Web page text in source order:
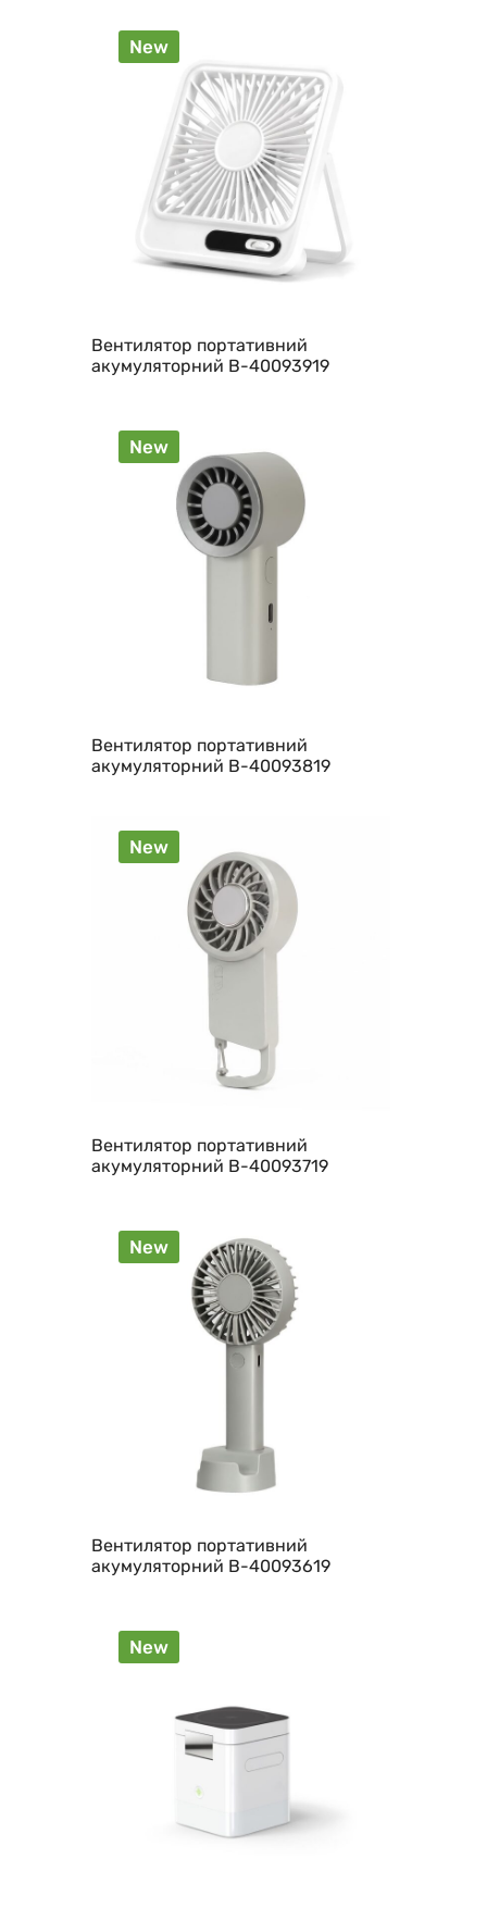
New
Вентилятор портативний
акумуляторний B-40093919
New
Вентилятор портативний
акумуляторний B-40093819
New
Вентилятор портативний
акумуляторний B-40093719
New
Вентилятор портативний
акумуляторний B-40093619
New